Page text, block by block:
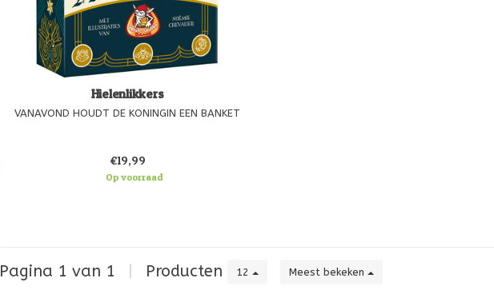
Hielenlikkers
VANAVOND HOUDT DE KONINGIN EEN BANKET
schijnwerpers kunt zetten.Kaarten aan het banket
bepalen wat de status van elke familie is.
Stuur hovelingen
€19,99
Op voorraad
Pagina 1 van 1 Producten 12 Meest bekeken